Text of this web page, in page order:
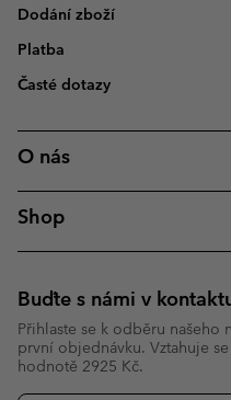
Dodání zboží
Platba
Časté dotazy
O nás
Shop
Buďte s námi v
Přihlaste se k odběru našeho
první objednávku. Vztahuje
hodnotě 2925 Kč.